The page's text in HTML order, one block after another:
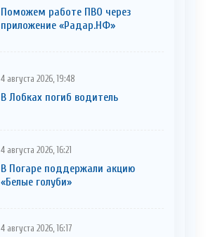
Поможем работе ПВО через
приложение «Радар.НФ»
4 августа 2026, 19:48
В Лобках погиб водитель
4 августа 2026, 16:21
В Погаре поддержали акцию
«Белые голуби»
4 августа 2026, 16:17